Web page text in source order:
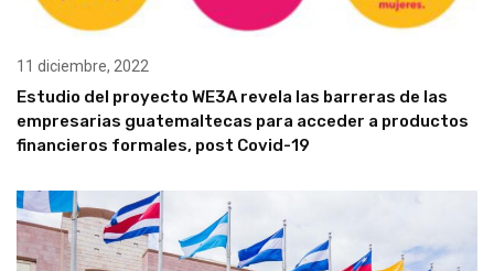
11 diciembre, 2022
Estudio del proyecto WE3A revela las barreras de las
empresarias guatemaltecas para acceder a productos
financieros formales, post Covid-19